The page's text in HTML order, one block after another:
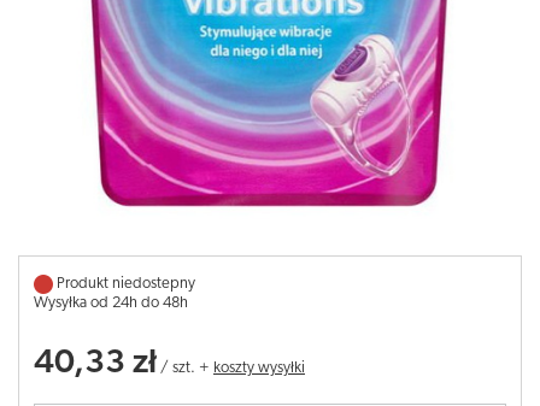
Produkt niedostepny
Wysyłka od 24h do 48h
40,33 zł / szt. + koszty wysyłki